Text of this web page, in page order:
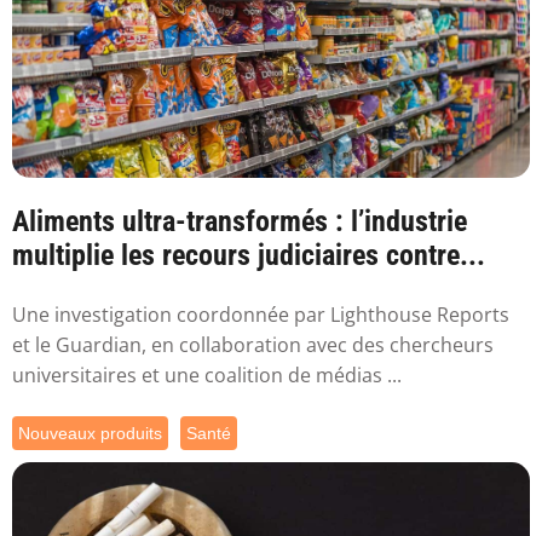
Aliments ultra-transformés : l’industrie
multiplie les recours judiciaires contre...
Une investigation coordonnée par Lighthouse Reports
et le Guardian, en collaboration avec des chercheurs
universitaires et une coalition de médias ...
Nouveaux produits Santé